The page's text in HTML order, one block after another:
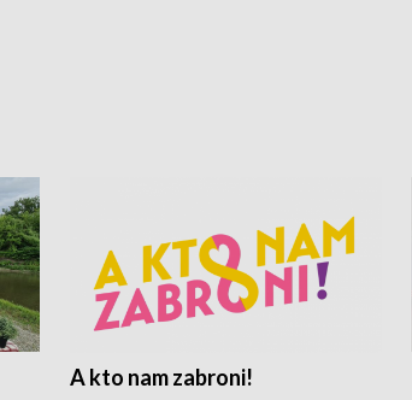
A kto nam zabroni!